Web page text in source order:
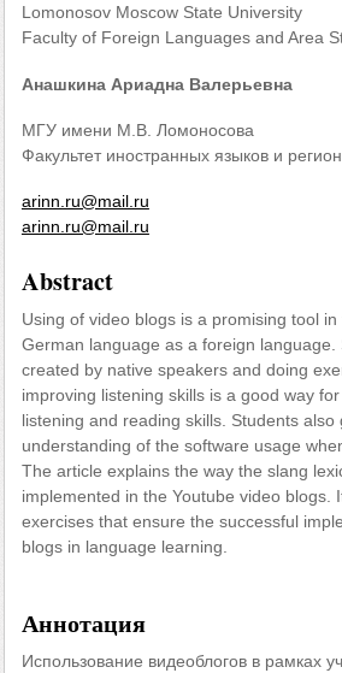
Lomonosov Moscow State University
Faculty of Foreign Languages and Area
Анашкина Ариадна Валерьевна
МГУ имени М.В. Ломоносова
Факультет иностранных языков и
arinn.ru@mail.ru
arinn.ru@mail.ru
Abstract
Using of video blogs is a promising tool
German language as a foreign language.
created by native speakers and doing
improving listening skills is a good way
listening and reading skills. Students also
understanding of the software usage
The article explains the way the slang
implemented in the Youtube video blogs.
exercises that ensure the successful
blogs in language learning.
Аннотация
Использование видеоблогов в рамках